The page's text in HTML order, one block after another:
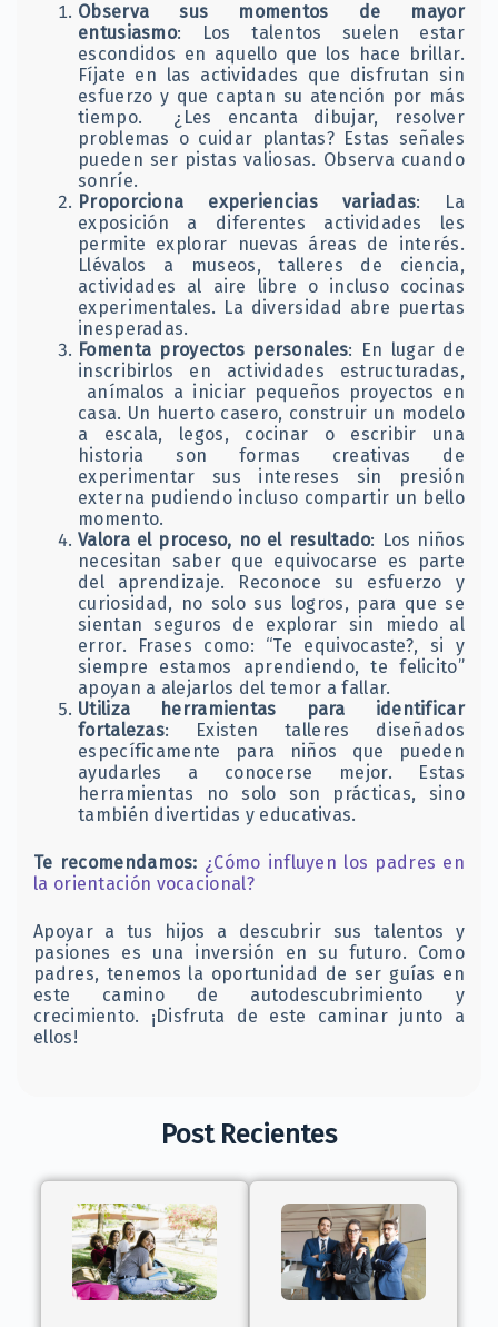
Observa sus momentos de mayor
entusiasmo: Los talentos suelen estar
escondidos en aquello que los hace brillar.
Fíjate en las actividades que disfrutan sin
esfuerzo y que captan su atención por más
tiempo. ¿Les encanta dibujar, resolver
problemas o cuidar plantas? Estas señales
pueden ser pistas valiosas. Observa cuando
sonríe.
Proporciona experiencias variadas: La
exposición a diferentes actividades les
permite explorar nuevas áreas de interés.
Llévalos a museos, talleres de ciencia,
actividades al aire libre o incluso cocinas
experimentales. La diversidad abre puertas
inesperadas.
Fomenta proyectos personales: En lugar de
inscribirlos en actividades estructuradas,
anímalos a iniciar pequeños proyectos en
casa. Un huerto casero, construir un modelo
a escala, legos, cocinar o escribir una
historia son formas creativas de
experimentar sus intereses sin presión
externa pudiendo incluso compartir un bello
momento.
Valora el proceso, no el resultado: Los niños
necesitan saber que equivocarse es parte
del aprendizaje. Reconoce su esfuerzo y
curiosidad, no solo sus logros, para que se
sientan seguros de explorar sin miedo al
error. Frases como: “Te equivocaste?, si y
siempre estamos aprendiendo, te felicito”
apoyan a alejarlos del temor a fallar.
Utiliza herramientas para identificar
fortalezas: Existen talleres diseñados
específicamente para niños que pueden
ayudarles a conocerse mejor. Estas
herramientas no solo son prácticas, sino
también divertidas y educativas.
Te recomendamos: ¿Cómo influyen los padres en
la orientación vocacional?
Apoyar a tus hijos a descubrir sus talentos y
pasiones es una inversión en su futuro. Como
padres, tenemos la oportunidad de ser guías en
este camino de autodescubrimiento y
crecimiento. ¡Disfruta de este caminar junto a
ellos!
Post Recientes